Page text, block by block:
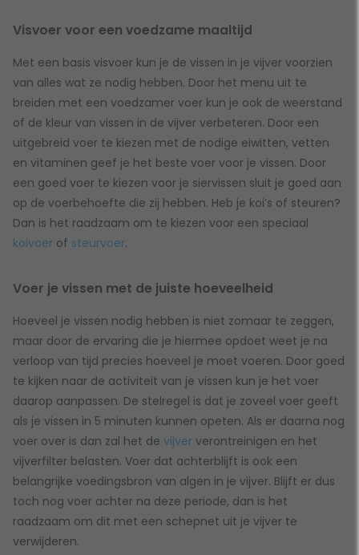
Visvoer voor een voedzame maaltijd
Met een basis visvoer kun je de vissen in je vijver voorzien
van alles wat ze nodig hebben. Door het menu uit te
breiden met een voedzamer voer kun je ook de weerstand
of de kleur van vissen in de vijver verbeteren. Door een
uitgebreid voer te kiezen met de nodige eiwitten, vetten
en vitaminen geef je het beste voer voor je vissen. Door
een goed voer te kiezen voor je siervissen sluit je goed aan
op de voerbehoefte die zij hebben. Heb je koi’s of steuren?
Dan is het raadzaam om te kiezen voor een speciaal
koivoer of steurvoer.
Voer je vissen met de juiste hoeveelheid
Hoeveel je vissen nodig hebben is niet zomaar te zeggen,
maar door de ervaring die je hiermee opdoet weet je na
verloop van tijd precies hoeveel je moet voeren. Door goed
te kijken naar de activiteit van je vissen kun je het voer
daarop aanpassen. De stelregel is dat je zoveel voer geeft
als je vissen in 5 minuten kunnen opeten. Als er daarna nog
voer over is dan zal het de vijver verontreinigen en het
vijverfilter belasten. Voer dat achterblijft is ook een
belangrijke voedingsbron van algen in je vijver. Blijft er dus
toch nog voer achter na deze periode, dan is het
raadzaam om dit met een schepnet uit je vijver te
verwijderen.